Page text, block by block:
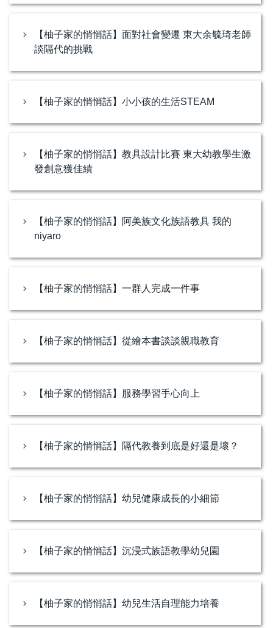
【柚子家的悄悄話】面對社會變遷 東大余毓琦老師
談隔代的挑戰
【柚子家的悄悄話】小小孩的生活STEAM
【柚子家的悄悄話】教具設計比賽 東大幼教學生激
發創意獲佳績
【柚子家的悄悄話】阿美族文化族語教具 我的
niyaro
【柚子家的悄悄話】一群人完成一件事
【柚子家的悄悄話】從繪本書談談親職教育
【柚子家的悄悄話】服務學習手心向上
【柚子家的悄悄話】隔代教養到底是好還是壞？
【柚子家的悄悄話】幼兒健康成長的小細節
【柚子家的悄悄話】沉浸式族語教學幼兒園
【柚子家的悄悄話】幼兒生活自理能力培養